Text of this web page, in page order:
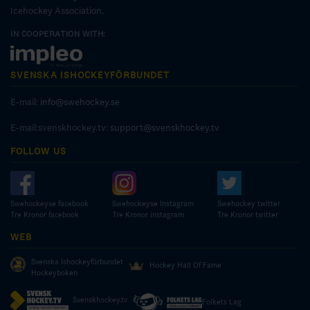
Icehockey Association.
IN COOPERATION WITH:
SVENSKA ISHOCKEYFÖRBUNDET
E-mail: info@swehockey.se
E-mail:svenskhockey.tv: support@svenskhockey.tv
FOLLOW US
Swehockeyse facebook
Tre Kronor facebook
Swehockeyse Instagram
Tre Kronor instagram
Swehockey twitter
Tre Kronor twitter
WEB
Svenska Ishockeyförbundet
Hockeyboken
Hockey Hall Of Fame
Svenskhockey.tv Folkets Lag